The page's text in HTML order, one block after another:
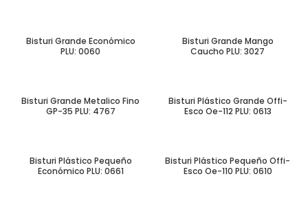
Bisturi Grande Económico
PLU: 0060
Bisturi Grande Mango
Caucho PLU: 3027
Bisturi Grande Metalico Fino
GP-35 PLU: 4767
Bisturi Plástico Grande Offi-
Esco Oe-112 PLU: 0613
Bisturi Plástico Pequeño
Económico PLU: 0661
Bisturi Plástico Pequeño Offi-
Esco Oe-110 PLU: 0610